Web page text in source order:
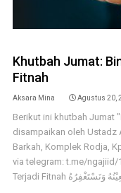
Khutbah Jumat:
Fitnah
Aksara Mina Agustus 20,
Berikut ini khutbah Jumat
disampaikan oleh Ustadz
Barkah, Komplek Rodja,
via telegram: t.me/ngajiid/